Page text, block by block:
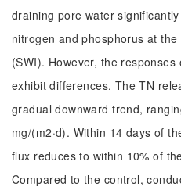
draining pore water
nitrogen and phosphorus at
(SWI). However, the
exhibit differences. The TN
gradual downward trend,
mg/(m2·d). Within 14 days of
flux reduces to within 10% of
Compared to the control,